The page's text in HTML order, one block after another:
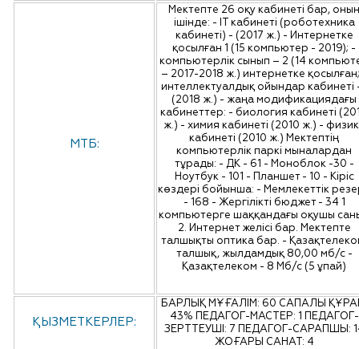
МТБ:
Мектепте 26 оқу кабинеті бар, оның
ішінде: - IT кабинеті (роботехника
кабинеті) - (2017 ж.) - Интернетке
қосылған 1 (15 компьютер - 2019); -
компьютерлік сынып – 2 (14
– 2017-2018 ж.) интернетке
интеллектуалдық ойындар кабинеті
(2018 ж.) - жаңа модификациядағы
кабинеттер: - биология кабинеті
ж.) - химия кабинеті (2010 ж.) -
кабинеті (2010 ж.) Мектептің
компьютерлік паркі мыналардан
тұрады: - ДК - 61 - Моноблок -30 -
Ноутбук - 101 - Планшет - 10 - Кіріс
көздері бойынша: - Мемлекеттік
- 168 - Жергілікті бюджет - 34 1
компьютерге шаққандағы оқушы
2. Интернет желісі бар. Мектепте
талшықты оптика бар. -
талшық, жылдамдық 80,00 мб/с -
Қазақтелеком - 8 Мб/с (5 ұпай)
ҚЫЗМЕТКЕРЛЕР:
БАРЛЫҚ МҰҒАЛІМ: 60 САПАЛЫ
43% ПЕДАГОГ-МАСТЕР: 1 ПЕДАГОГ-
ЗЕРТТЕУШІ: 7 ПЕДАГОГ-САРАПШЫ:
ЖОҒАРЫ САНАТ: 4